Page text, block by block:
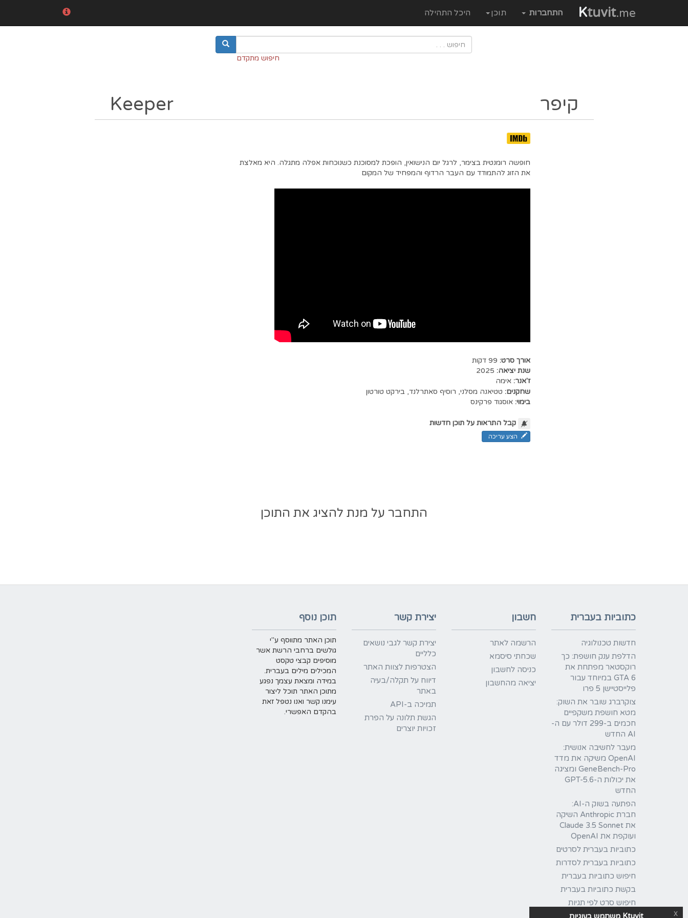
Ktuvit.me התחברות תוכן היכל התהילה
חיפוש מתקדם
קיפר Keeper
חופשה רומנטית בצימר, לרגל יום הנישואין, הופכת למסוכנת כשנוכחות אפלה מתגלה. היא מאלצת
את הזוג להתמודד עם העבר הרדוף והמפחיד של המקום
אורך סרט: 99 דקות
שנת יציאה: 2025
ז'אנר:אימה
שחקנים: טטיאנה מסלני, רוסיף סאתרלנד,בירקט טורטון
בימוי:אוסגוד פרקינס
קבל התראות על תוכן חדשות
הצע עריכה
התחבר על מנת להציג את התוכן
כתוביות בעברית
חדשות טכנולוגיה
הדלפת ענק חושפת: כך
רוקסטאר מפתחת את
GTA 6 במיוחד עבור
פלייסטיישן 5 פרו
צוקרברג שובר את השוק:
מטא חושפת משקפיים
חכמים ב-299 דולר עם ה-
AI החדש
מעבר לחשיבה אנושית:
OpenAI משיקה את מדד
GeneBench-Pro ומציגה
את יכולות ה-GPT-5.6
החדש
הפתעה בשוק ה-AI:
חברת Anthropic השיקה
את Claude 3.5 Sonnet
ועוקפת את OpenAI
כתוביות בעברית לסרטים
כתוביות בעברית לסדרות
חיפוש כתוביות בעברית
בקשת כתוביות בעברית
חיפוש סרט לפי תגיות
חשבון
הרשמה לאתר
שכחתי סיסמא
כניסה לחשבון
יציאה מהחשבון
יצירת קשר
יצירת קשר לגבי נושאים
כלליים
הצטרפות לצוות האתר
דיווח על תקלה/בעיה
באתר
תמיכה ב-API
הגשת תלונה על הפרת
זכויות יוצרים
תוכן נוסף
תוכן האתר מתווסף ע"י
גולשים ברחבי הרשת אשר
מוסיפים קבצי טקסט
המכילים מילים בעברית.
במידה ומצאת עצמך נפגע
מתוכן האתר תוכל ליצור
עימנו קשר ואנו נטפל זאת
בהקדם האפשרי.
Ktuvit משתמש בעוגיות x